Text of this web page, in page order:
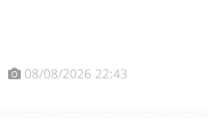
08/08/2026 22:43